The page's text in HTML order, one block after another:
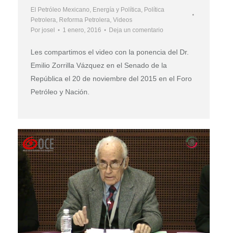
El Petróleo Mexicano, Energía y Política, Política
Petrolera, Reforma Petrolera, Videos
Por josel 1 enero, 2016 Deja un comentario
Les compartimos el video con la ponencia del Dr.
Emilio Zorrilla Vázquez en el Senado de la
República el 20 de noviembre del 2015 en el Foro
Petróleo y Nación.